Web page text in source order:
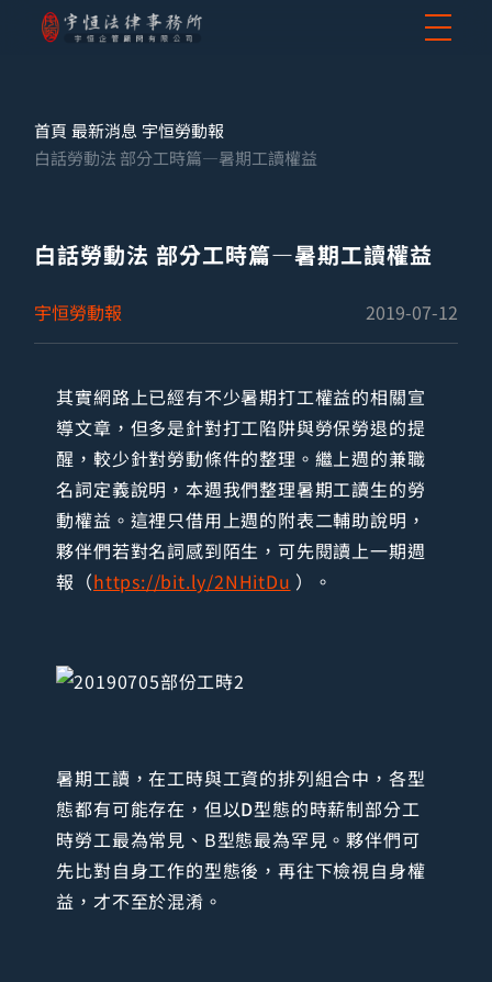
首頁 最新消息 宇恒勞動報
白話勞動法 部分工時篇—暑期工讀權益
白話勞動法 部分工時篇—暑期工讀權益
宇恒勞動報 2019-07-12
其實網路上已經有不少暑期打工權益的相關宣
導文章，但多是針對打工陷阱與勞保勞退的提
醒，較少針對勞動條件的整理。繼上週的兼職
名詞定義說明，本週我們整理暑期工讀生的勞
動權益。這裡只借用上週的附表二輔助說明，
夥伴們若對名詞感到陌生，可先閱讀上一期週
報（https://bit.ly/2NHitDu ）。
暑期工讀，在工時與工資的排列組合中，各型
態都有可能存在，但以D型態的時薪制部分工
時勞工最為常見、B型態最為罕見。夥伴們可
先比對自身工作的型態後，再往下檢視自身權
益，才不至於混淆。